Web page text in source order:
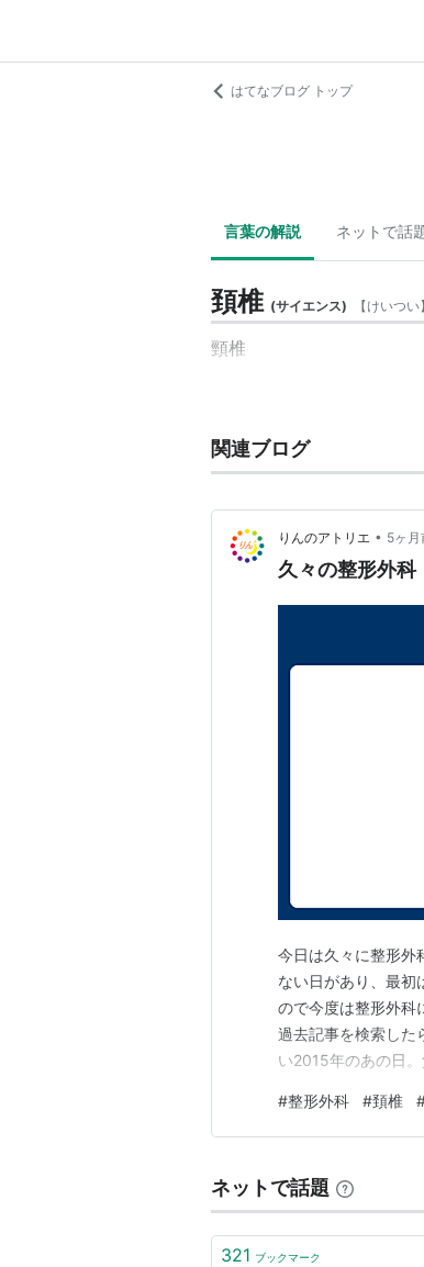
はてなブログ トップ
言葉の解説 ネットで話
頚椎 (サイエンス) 【けいつい】
頸椎
関連ブログ
りんのアトリエ • 5ヶ月
久々の整形外科
今日は久々に整形外
ない日があり、最初
ので今度は整形外科
過去記事を検索した
い2015年のあの日
きて、それを避ける
様子がこちら。
#整形外科 #頚椎
ネットで話題
321 ブックマーク